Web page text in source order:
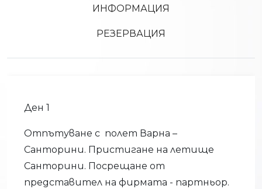
ИНФОРМАЦИЯ
РЕЗЕРВАЦИЯ
Ден 1
Отпътуване с полет Варна –
Санторини. Пристигане на летище
Санторини. Посрещане от
представител на фирмата - партньор.